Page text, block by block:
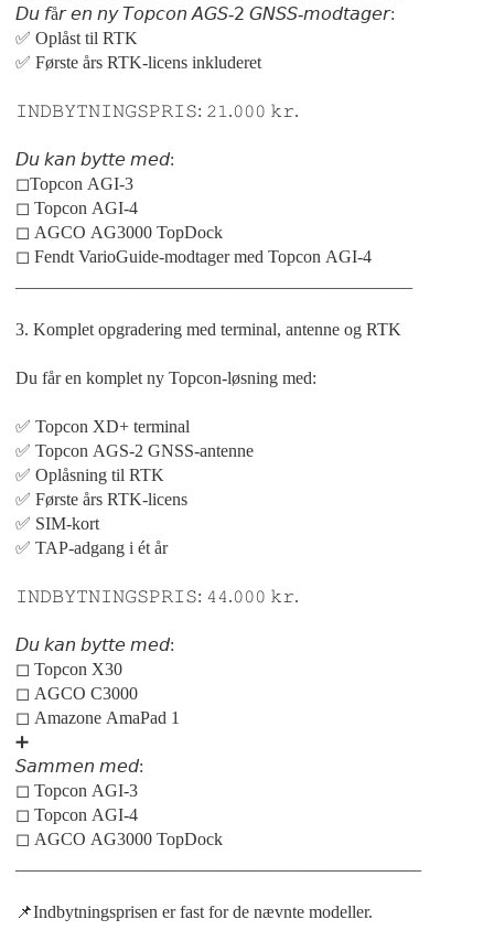
𝘋𝘶 𝘧å𝘳 𝘦𝘯 𝘯𝘺 𝘛𝘰𝘱𝘤𝘰𝘯 𝘈𝘎𝘚-𝟤 𝘎𝘕𝘚𝘚-𝘮𝘰𝘥𝘵𝘢𝘨𝘦𝘳:
✅ Oplåst til RTK
✅ Første års RTK-licens inkluderet
𝙸𝙽𝙳𝙱𝚈𝚃𝙽𝙸𝙽𝙶𝚂𝙿𝚁𝙸𝚂: 𝟸𝟷.𝟶𝟶𝟶 𝚔𝚛.
𝘋𝘶 𝘬𝘢𝘯 𝘣𝘺𝘵𝘵𝘦 𝘮𝘦𝘥:
◻︎Topcon AGI-3
◻︎ Topcon AGI-4
◻︎ AGCO AG3000 TopDock
◻︎ Fendt VarioGuide-modtager med Topcon AGI-4
3. Komplet opgradering med terminal, antenne og RTK
Du får en komplet ny Topcon-løsning med:
✅ Topcon XD+ terminal
✅ Topcon AGS-2 GNSS-antenne
✅ Oplåsning til RTK
✅ Første års RTK-licens
✅ SIM-kort
✅ TAP-adgang i ét år
𝙸𝙽𝙳𝙱𝚈𝚃𝙽𝙸𝙽𝙶𝚂𝙿𝚁𝙸𝚂: 𝟺𝟺.𝟶𝟶𝟶 𝚔𝚛.
𝘋𝘶 𝘬𝘢𝘯 𝘣𝘺𝘵𝘵𝘦 𝘮𝘦𝘥:
◻︎ Topcon X30
◻︎ AGCO C3000
◻︎ Amazone AmaPad 1
➕
𝘚𝘢𝘮𝘮𝘦𝘯 𝘮𝘦𝘥:
◻︎ Topcon AGI-3
◻︎ Topcon AGI-4
◻︎ AGCO AG3000 TopDock
📌Indbytningsprisen er fast for de nævnte modeller.